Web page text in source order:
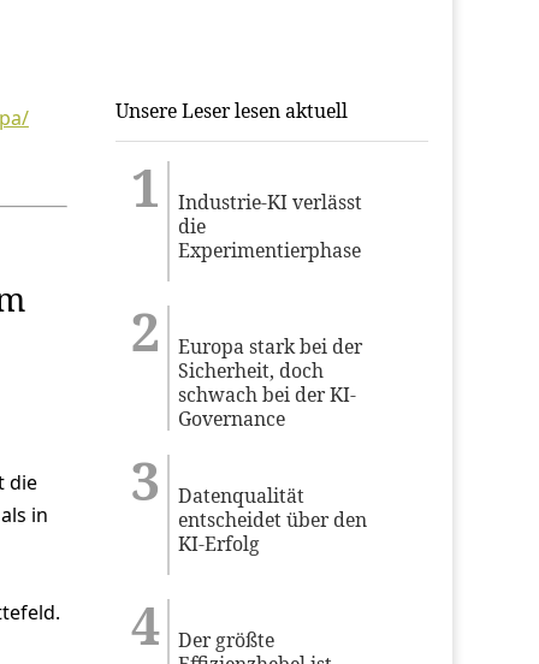
die
in
Unsere Leser lesen aktuell
Industrie-KI verlässt
die
Experimentierphase
Europa stark bei der
Sicherheit, doch
schwach bei der KI-
Governance
Datenqualität
entscheidet über den
KI-Erfolg
Der größte